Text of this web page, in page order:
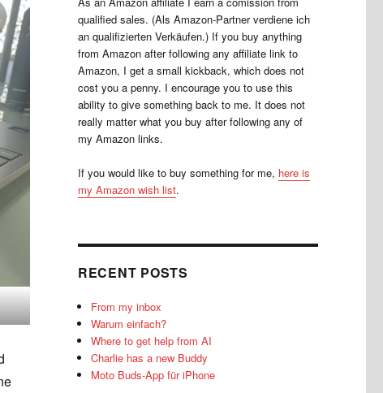
qualified sales. (Als Amazon-Partner verdiene ich
an qualifizierten Verkäufen.) If you buy anything
from Amazon after following any affiliate link to
Amazon, I get a small kickback, which does not
cost you a penny. I encourage you to use this
ability to give something back to me. It does not
really matter what you buy after following any of
my Amazon links.
If you would like to buy something for me, here is
my Amazon wish list.
RECENT POSTS
From my inbox
Warum einfach?
Where to get help from AI
Charlie has a new Buddy
Moto Buds-App für iPhone